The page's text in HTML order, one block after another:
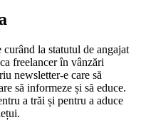
la statutul de angajat
freelancer în vânzări
newsletter-e care să
să informeze și să educe.
a trăi și pentru a aduce